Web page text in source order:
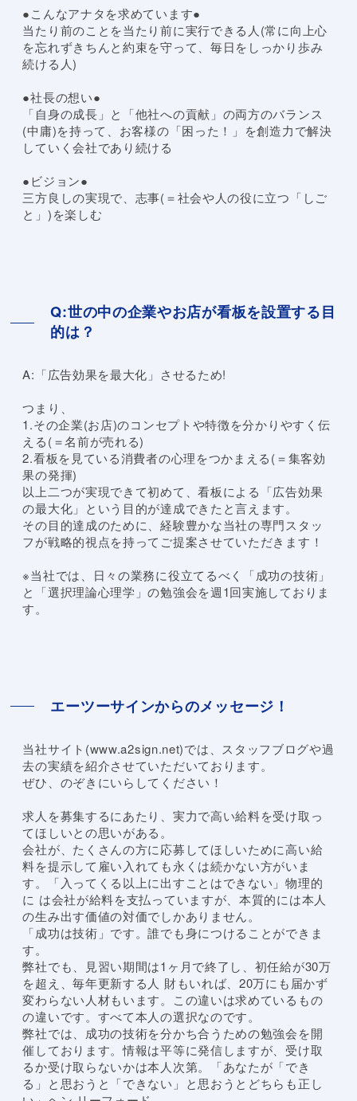
●こんなアナタを求めています●
当たり前のことを当たり前に実行できる人(常に向上心
を忘れずきちんと約束を守って、毎日をしっかり歩み
続ける人)
●社長の想い●
「自身の成長」と「他社への貢献」の両方のバランス
(中庸)を持って、お客様の「困った！」を創造力で解決
していく会社であり続ける
●ビジョン●
三方良しの実現で、志事(＝社会や人の役に立つ「しご
と」)を楽しむ
Q:世の中の企業やお店が看板を設置する目
的は？
A:「広告効果を最大化」させるため!
つまり、
1.その企業(お店)のコンセプトや特徴を分かりやすく伝
える(＝名前が売れる)
2.看板を見ている消費者の心理をつかまえる(＝集客効
果の発揮)
以上二つが実現できて初めて、看板による「広告効果
の最大化」という目的が達成できたと言えます。
その目的達成のために、経験豊かな当社の専門スタッ
フが戦略的視点を持ってご提案させていただきます！
※当社では、日々の業務に役立てるべく「成功の技術」
と「選択理論心理学」の勉強会を週1回実施しておりま
す。
エーツーサインからのメッセージ！
当社サイト(www.a2sign.net)では、スタッフブログや過
去の実績を紹介させていただいております。
ぜひ、のぞきにいらしてください！
求人を募集するにあたり、実力で高い給料を受け取っ
てほしいとの思いがある。
会社が、たくさんの方に応募してほしいために高い給
料を提示して雇い入れても永くは続かない方がいま
す。「入ってくる以上に出すことはできない」物理的
に は会社が給料を支払っていますが、本質的には本人
の生み出す価値の対価でしかありません。
「成功は技術」です。誰でも身につけることができま
す。
弊社でも、見習い期間は1ヶ月で終了し、初任給が30万
を超え、毎年更新する人 財もいれば、20万にも届かず
変わらない人材もいます。この違いは求めているもの
の違いです。すべて本人の選択なのです。
弊社では、成功の技術を分かち合うための勉強会を開
催しております。情報は平等に発信しますが、受け取
るか受け取らないかは本人次第。「あなたが「でき
る」と思おうと「できない」と思おうとどちらも正し